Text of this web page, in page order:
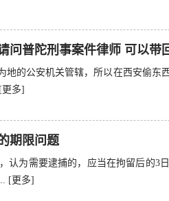
问普陀刑事案件律师 可以带
地的公安机关管辖，所以在西安偷东
[更多]
期限问题
认为需要逮捕的，应当在拘留后的3
[更多]